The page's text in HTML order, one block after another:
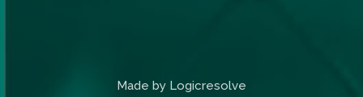
Made by Logicresolve